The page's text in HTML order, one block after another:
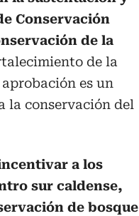
Conservación
de la
de la
es un
la conservación del
a los
sur caldense,
de bosque